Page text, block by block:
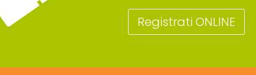
Registrati ONLINE